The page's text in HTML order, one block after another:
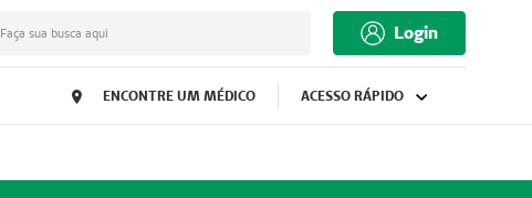
Faça sua busca aqui Login
ENCONTRE UM MÉDICO ACESSO RÁPIDO